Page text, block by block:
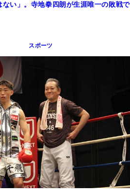
ない」。寺地拳四朗が生涯唯一の敗戦で
スポーツ